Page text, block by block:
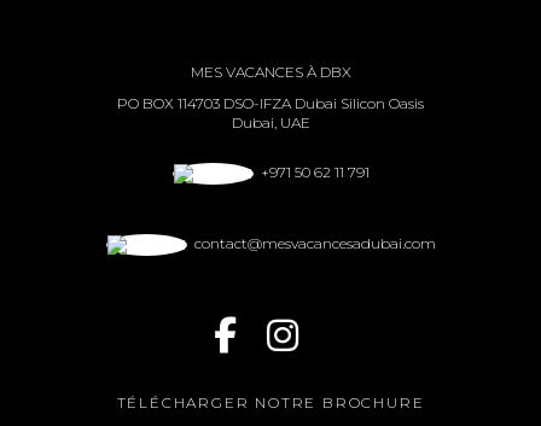
MES VACANCES À DBX
PO BOX 114703 DSO-IFZA Dubai Silicon Oasis
Dubai, UAE
+971 50 62 11 791
contact@mesvacancesadubai.com
TÉLÉCHARGER NOTRE BROCHURE